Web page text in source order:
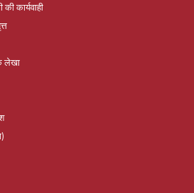
कार्यवाही
लेखा